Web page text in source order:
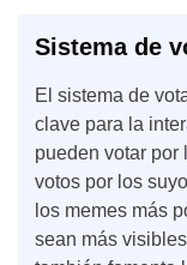
Sistema de
El sistema de
clave para la
pueden votar por
votos por los
los memes más
sean más